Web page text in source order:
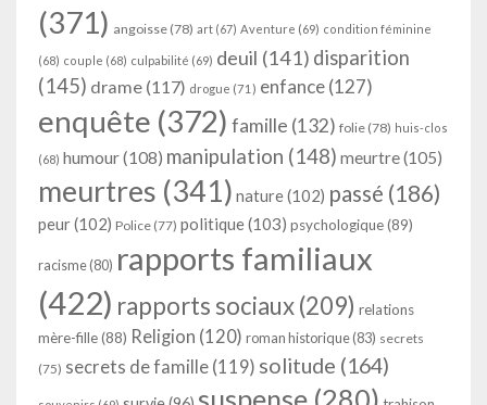
(371) angoisse (78) art (67) Aventure (69) condition féminine
(68) couple (68) culpabilité (69) deuil (141) disparition
(145) drame (117) drogue (71) enfance(127)
enquête (372) famille (132) folie (78) huis-clos
(68) humour(108) manipulation (148) meurtre(105)
meurtres (341) nature(102) passé (186)
peur(102) Police (77) politique(103) psychologique(89)
racisme (80) rapports familiaux
(422) rapports sociaux(209) relations
mère-fille(88) Religion (120) roman historique(83) secrets
(75) secrets de famille (119) solitude (164)
suspense (280)